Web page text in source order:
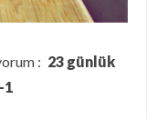
: 23 günlük
1